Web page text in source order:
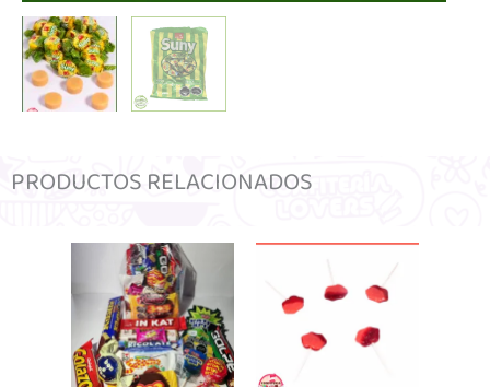
PRODUCTOS RELACIONADOS